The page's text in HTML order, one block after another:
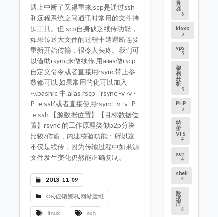
遇上中断了又得重来,scp是通过ssh
和远程系统之间通讯时常用的文件拷
贝工具。但 scp自身缺乏续传功能，
如果传送大文件的过程中遭遇断连要
重新开始传输，很令人头疼。我们可
以借助rsync来做续传,用alias做rscp
自定义命令或者直接用rsync带上参
数都可以,如果常用的化可以加入
~/.bashrc 中.alias rscp='rsync -v -v -
P -e ssh'或者直接使用rsync -v -v -P
-e ssh 【源数据位置】【目标数据位
置】rsync 的工作原理类似p2p分块
比较/传输，内建校验功能；所以这
不仅是续传，因为传输过程中如果源
文件发生变化仍然能正确复制。
2013-11-09
OS ,促销资讯 网站运维
linux ssh
务
器
6
kloxo
5
vps
5
架
构
分
析
5
PHP
5
特
价
VPS
4
xen
4
shell
4
数
据
库
4